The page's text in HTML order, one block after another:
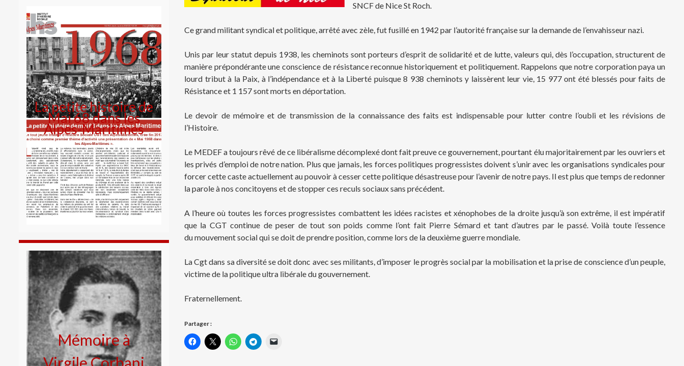
SNCF de Nice St Roch.
Ce grand militant syndical et politique, arrêté avec zèle, fut fusillé en 1942 par l’autorité française sur la demande de l’envahisseur nazi.
Unis par leur statut depuis 1938, les cheminots sont porteurs d’esprit de solidarité et de lutte, valeurs qui, dès l’occupation, structurent de
manière prépondérante une conscience de résistance reconnue historiquement et politiquement. Rappelons que notre corporation paya un
lourd tribut à la Paix, à l’indépendance et à la Liberté puisque 8 938 cheminots y laissèrent leur vie, 15 977 ont été blessés pour faits de
Résistance et 1 157 sont morts en déportation.
Le devoir de mémoire et de transmission de la connaissance des faits est indispensable pour lutter contre l’oubli et les révisions de
l’Histoire.
Le MEDEF a toujours rêvé de ce libéralisme décomplexé dont fait preuve ce gouvernement, pourtant élu majoritairement par les ouvriers et
les privés d’emploi de notre nation. Plus que jamais, les forces politiques progressistes doivent s’unir avec les organisations syndicales pour
forcer cette caste actuellement au pouvoir à cesser cette politique désastreuse pour l’avenir de notre pays. Il est plus que temps de redonner
la parole à nos concitoyens et de stopper ces reculs sociaux sans précédent.
A l’heure où toutes les forces progressistes combattent les idées racistes et xénophobes de la droite jusqu’à son extrême, il est impératif
que la CGT continue de peser de tout son poids comme l’ont fait Pierre Sémard et tant d’autres par le passé. Voilà toute l’essence
du mouvement social qui se doit de prendre position, comme lors de la deuxième guerre mondiale.
La Cgt dans sa diversité se doit donc avec ses militants, d’imposer le progrès social par la mobilisation et la prise de conscience d’un peuple,
victime de la politique ultra libérale du gouvernement.
Fraternellement.
Partager :
La petite histoire de
Mai 68 dans les
Alpes-Maritimes
Mémoire à
Virgile Corbani